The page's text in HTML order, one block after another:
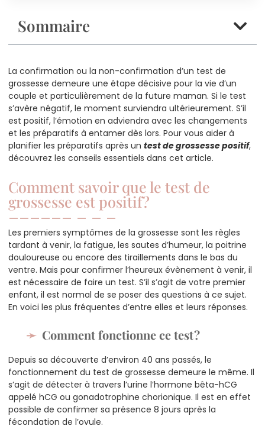
Sommaire
La confirmation ou la non-confirmation d’un test de
grossesse demeure une étape décisive pour la vie d’un
couple et particulièrement de la future maman. Si le test
s’avère négatif, le moment surviendra ultérieurement. S’il
est positif, l’émotion en adviendra avec les changements
et les préparatifs à entamer dès lors. Pour vous aider à
planifier les préparatifs après un test de grossesse positif,
découvrez les conseils essentiels dans cet article.
Comment savoir que le test de
grossesse est positif ?
Les premiers symptômes de la grossesse sont les règles
tardant à venir, la fatigue, les sautes d’humeur, la poitrine
douloureuse ou encore des tiraillements dans le bas du
ventre. Mais pour confirmer l’heureux évènement à venir, il
est nécessaire de faire un test. S’il s’agit de votre premier
enfant, il est normal de se poser des questions à ce sujet.
En voici les plus fréquentes d’entre elles et leurs réponses.
Comment fonctionne ce test ?
Depuis sa découverte d’environ 40 ans passés, le
fonctionnement du test de grossesse demeure le même. Il
s’agit de détecter à travers l’urine l’hormone bêta-hCG
appelé hCG ou gonadotrophine chorionique. Il est en effet
possible de confirmer sa présence 8 jours après la
fécondation de l’ovule.